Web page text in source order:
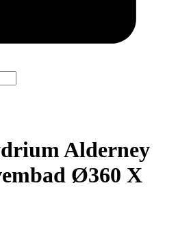
Alderney
Ø360 X